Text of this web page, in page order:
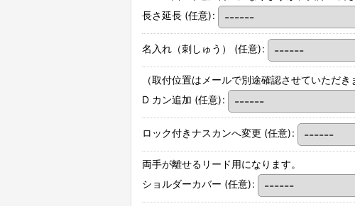
長さ延長 (任意):
名入れ（刺しゅう） (任意):
（取付位置はメールで別途確認させていただき
D カン追加 (任意):
ロック付きナスカンへ変更 (任意):
両手が離せるリード用になります。
ショルダーカバー (任意):